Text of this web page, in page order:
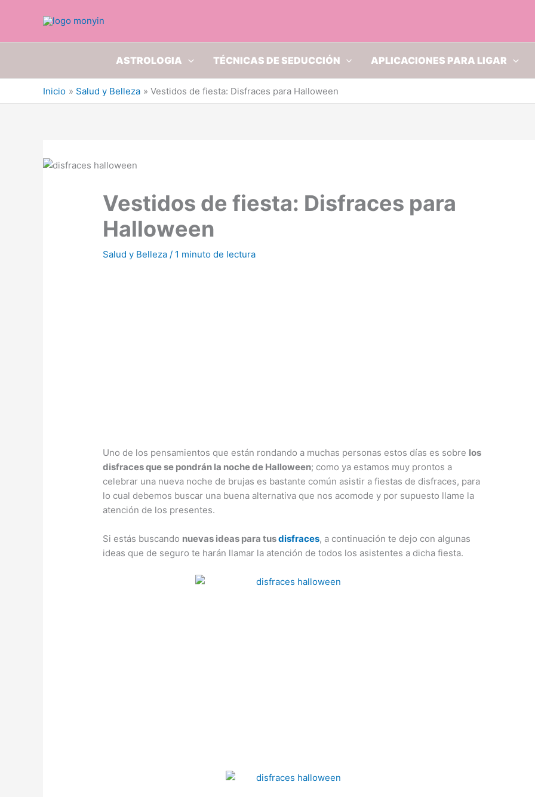
ASTROLOGIA TÉCNICAS DE SEDUCCIÓN APLICACIONES PARA LIGAR
Inicio Salud y Belleza Vestidos de fiesta: Disfraces para Halloween
Vestidos de fiesta: Disfraces para
Halloween
Salud y Belleza / 1 minuto de lectura
Uno de los pensamientos que están rondando a muchas personas estos días es sobre los
disfraces que se pondrán la noche de Halloween; como ya estamos muy prontos a
celebrar una nueva noche de brujas es bastante común asistir a fiestas de disfraces, para
lo cual debemos buscar una buena alternativa que nos acomode y por supuesto llame la
atención de los presentes.
Si estás buscando nuevas ideas para tusdisfraces, a continuación te dejo con algunas
ideas que de seguro te harán llamar la atención de todos los asistentes a dicha fiesta.